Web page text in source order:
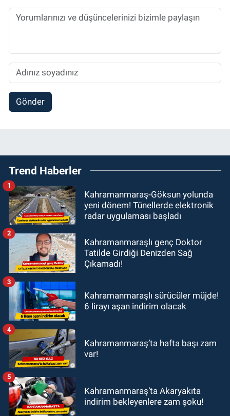
Gönder
Trend Haberler
Kahramanmaraş-Göksun yolunda
yeni dönem! Tünellerde elektronik
radar uygulaması başladı
1
Kahramanmaraşlı genç Doktor
Tatilde Girdiği Denizden Sağ
Çıkamadı!
2
Kahramanmaraşlı sürücüler müjde!
6 lirayı aşan indirim olacak
3
Kahramanmaraş’ta hafta başı zam
var!
4
Kahramanmaraş’ta Akaryakıta
indirim bekleyenlere zam şoku!
5